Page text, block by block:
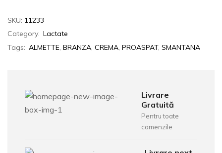
SKU: 11233
Category: Lactate
Tags: ALMETTE, BRANZA, CREMA, PROASPAT, SMANTANA
Livrare
Gratuită
Pentru toate
comenzile